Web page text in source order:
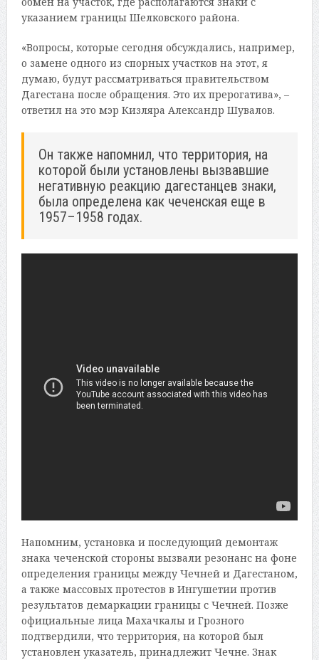
указанием границы Шелковского района.
«Вопросы, которые сегодня обсуждались, например,
о замене одного из спорных участков на этот, я
думаю, будут рассматриваться правительством
Дагестана после обращения. Это их прерогатива», –
ответил на это мэр Кизляра Александр Шувалов.
Он также напомнил, что территория, на
которой были установлены вызвавшие
негативную реакцию дагестанцев знаки,
была определена как чеченская еще в
1957–1958 годах.
Напомним, установка и последующий демонтаж
знака чеченской стороны вызвали резонанс на фоне
определения границы между Чечней и Дагестаном,
а также массовых протестов в Ингушетии против
результатов демаркации границы с Чечней. Позже
официальные лица Махачкалы и Грозного
подтвердили, что территория, на которой был
установлен указатель, принадлежит Чечне. Знак